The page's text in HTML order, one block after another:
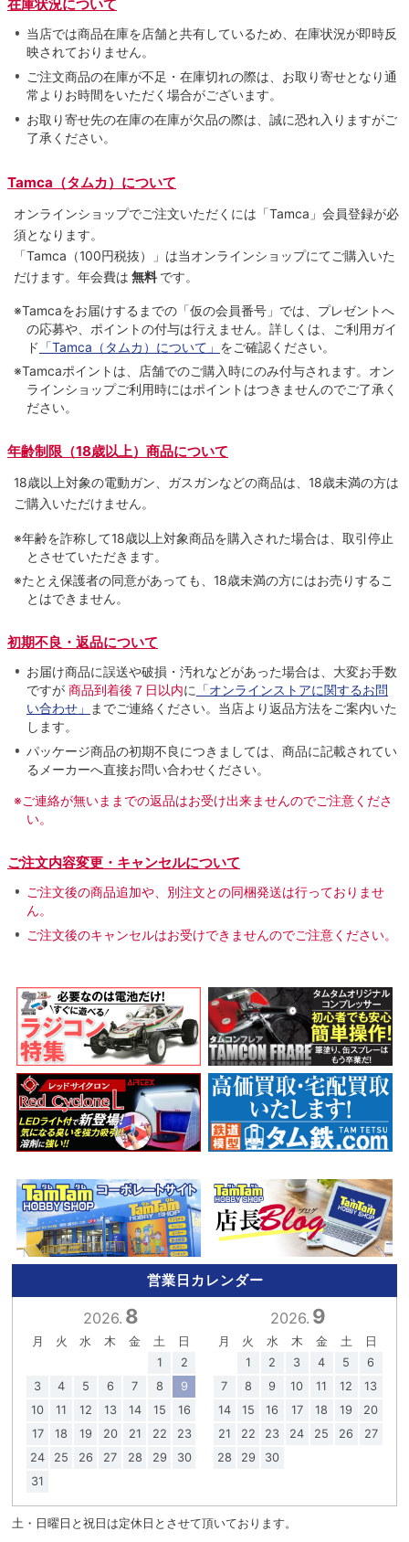
在庫状況について
当店では商品在庫を店舗と共有しているため、在庫状況が即時反
映されておりません。
ご注文商品の在庫が不足・在庫切れの際は、お取り寄せとなり通
常よりお時間をいただく場合がございます。
お取り寄せ先の在庫の在庫が欠品の際は、誠に恐れ入りますがご
了承ください。
Tamca（タムカ）について
オンラインショップでご注⽂いただくには「Tamca」会員登録が必
須となります。
「Tamca （100円税抜）
」は当オンラインショップにてご購⼊いた
だけます。 年会費は 無料 です。
※Tamcaをお届けするまでの「仮の会員番号」では、プレゼントへ
の応募や、ポイントの付与は⾏えません。詳しくは、ご利⽤ガイ
ド 「Tamca（タムカ）について」 をご確認ください。
※Tamcaポイントは、店舗でのご購⼊時にのみ付与されます。オン
ラインショップご利用時にはポイントはつきませんのでご了承く
ださい。
年齢制限（18歳以上）商品について
18歳以上対象の電動ガン、ガスガンなどの商品は、18歳未満の方は
ご購入いただけません。
※年齢を詐称して18歳以上対象商品を購入された場合は、取引停止
とさせていただきます。
※たとえ保護者の同意があっても、18歳未満の方にはお売りするこ
とはできません。
初期不良・返品について
お届け商品に誤送や破損・汚れなどがあった場合は、大変お手数
ですが 商品到着後７日以内に 「オンラインストアに関するお問
い合わせ」
までご連絡ください。当店より返品方法をご案内いた
します。
パッケージ商品の初期不良につきましては、商品に記載されてい
るメーカーへ直接お問い合わせください。
※ご連絡が無いままでの返品はお受け出来ませんのでご注意くださ
い。
ご注文内容変更・キャンセルについて
ご注文後の商品追加や、別注文との同梱発送は行っておりませ
ん。
ご注文後のキャンセルはお受けできませんのでご注意ください。
営業日カレンダー
2026. 8
月 火 水 木 金 土
日
1
2
3
4 5 6 7 8
9
10
11 12 13 14 15
16
17
18 19 20 21 22
23
24
25 26 27 28 29
30
31
2026. 9
月 火 水 木 金 土
日
1
2 3 4 5
6
7
8 9 10 11 12
13
14
15 16 17 18 19
20
21
22 23 24 25 26
27
28
29 30
土・日曜日と祝日は定休日とさせて頂いております。